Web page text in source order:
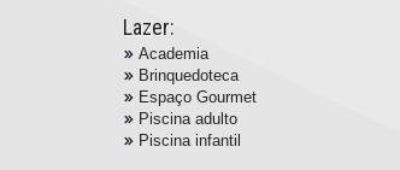
Lazer:
Academia
Brinquedoteca
Espaço Gourmet
Piscina adulto
Piscina infantil